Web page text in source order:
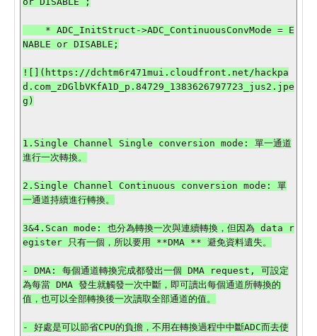
NABLE or DISABLE;
![](https://dchtm6r471mui.cloudfront.net/hackpa
d.com_zDGlbVKfA1D_p.84729_1383626797723_jus2.jpe
g)
1.Single Channel Single conversion mode: 單一通道
進行一次轉換。
2.Single Channel Continuous conversion mode: 單
一通道持續進行轉換。
3&4.Scan mode: 也分為轉換一次與連續轉換，但因為 data r
egister 只有一個，所以要用 **DMA ** 避免資料遺失。
- DMA: 每個通道轉換完成都發出一個 DMA request, 可設定
為每當 DMA 發生就觸發一次中斷，即可讀出每個通道所轉換的
值，也可以全部轉換後一次讀取全部通道的值。
- 好處是可以節省CPU的負擔，不用在轉換過程中中斷ADC而去使